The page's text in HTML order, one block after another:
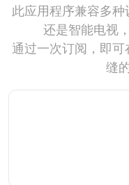
此应用程序兼容多
还是智能电视
通过一次订阅，即
缝